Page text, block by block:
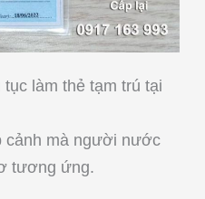
làm thẻ tạm trú tại
cảnh mà người nước
tương ứng.